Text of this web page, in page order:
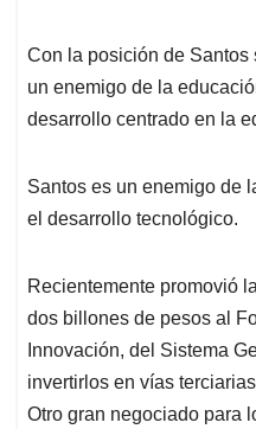
Con la posición de Santos
un enemigo de la
desarrollo centrado en la
Santos es un enemigo de
el desarrollo tecnológico.
Recientemente promovió
dos billones de pesos al
Innovación, del Sistema
invertirlos en vías
Otro gran negociado para